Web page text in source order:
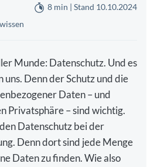
8 min | Stand 10.10.2024
Munde: Datenschutz. Und es
Denn der Schutz und die
Daten – und
Privatsphäre – sind wichtig.
Datenschutz bei der
Denn dort sind jede Menge
Daten zu finden. Wie also